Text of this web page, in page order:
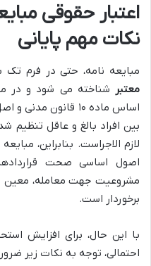
اعتبار حقوقی
نکات مهم پایانی
مبایعه نامه، حتی در فرم
معتبر شناخته می شود و در
اساس ماده ۱۰ قانون
بین افراد بالغ و عاقل تنظیم
لازم الاجراست. بنابراین،
اصول اساسی صحت
مشروعیت جهت معامله، معین
برخوردار است.
با این حال، برای افزایش
احتمالی، توجه به نکات زیر